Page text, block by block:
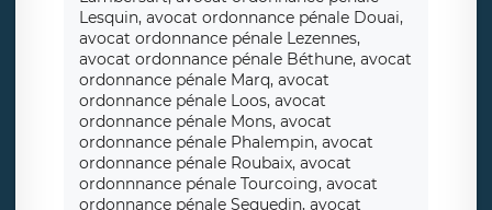
Lesquin, avocat ordonnance pénale Douai,
avocat ordonnance pénale Lezennes,
avocat ordonnance pénale Béthune, avocat
ordonnance pénale Marq, avocat
ordonnance pénale Loos, avocat
ordonnance pénale Mons, avocat
ordonnance pénale Phalempin, avocat
ordonnance pénale Roubaix, avocat
ordonnnance pénale Tourcoing, avocat
ordonnance pénale Sequedin, avocat